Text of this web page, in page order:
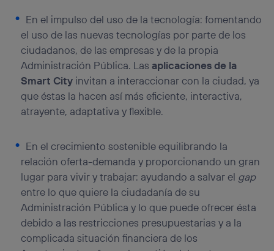
En el impulso del uso de la tecnología: fomentando
el uso de las nuevas tecnologías por parte de los
ciudadanos, de las empresas y de la propia
Administración Pública. Las aplicaciones de la
Smart City invitan a interaccionar con la ciudad, ya
que éstas la hacen así más eficiente, interactiva,
atrayente, adaptativa y flexible.
En el crecimiento sostenible equilibrando la
relación oferta-demanda y proporcionando un gran
lugar para vivir y trabajar: ayudando a salvar el gap
entre lo que quiere la ciudadanía de su
Administración Pública y lo que puede ofrecer ésta
debido a las restricciones presupuestarias y a la
complicada situación financiera de los